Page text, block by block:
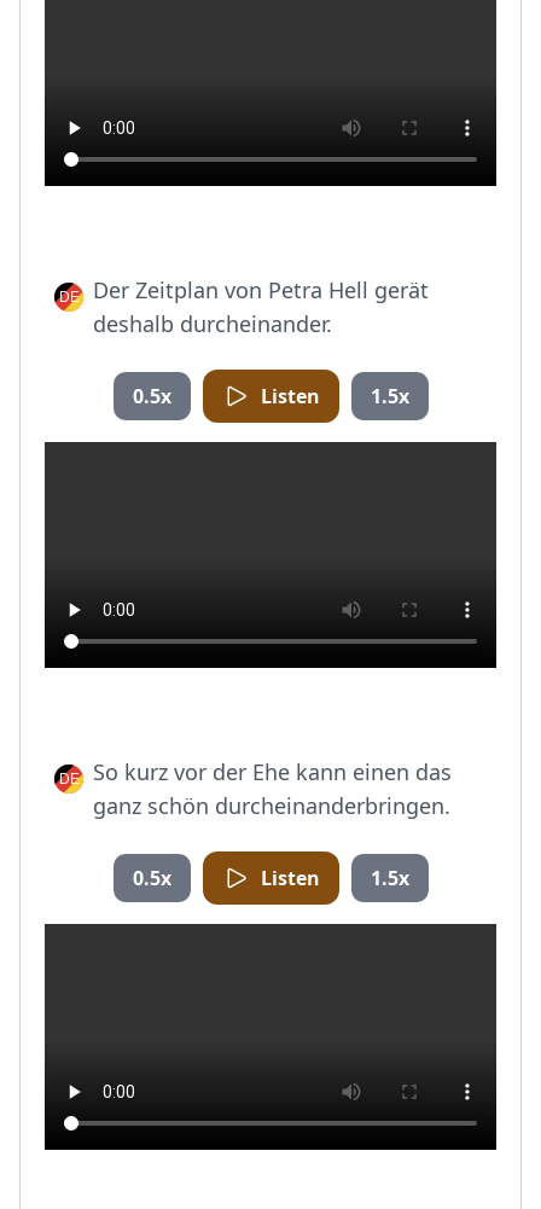
Der Zeitplan von Petra Hell gerät
deshalb durcheinander.
0.5x Listen 1.5x
So kurz vor der Ehe kann einen das
ganz schön durcheinanderbringen.
0.5x Listen 1.5x